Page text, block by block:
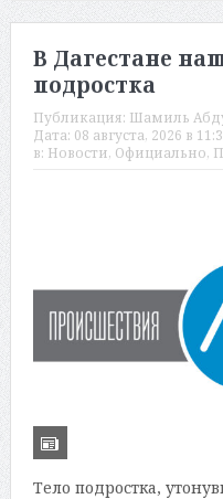
В Дагестане
подростка
Публикация: Шамиль
Дата: 08 августа, 2026 в
в: Новости, Официально,
Тело подростка,